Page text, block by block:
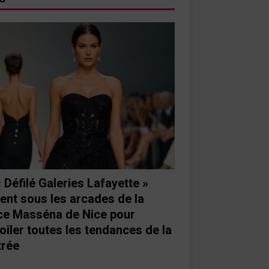
Défilé Galeries Lafayette »
sous les arcades de la
Masséna de Nice pour
toutes les tendances de la